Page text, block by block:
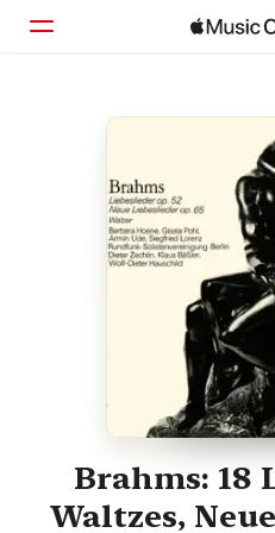
Startseite
Suchen
Brahms: 18
Waltzes,